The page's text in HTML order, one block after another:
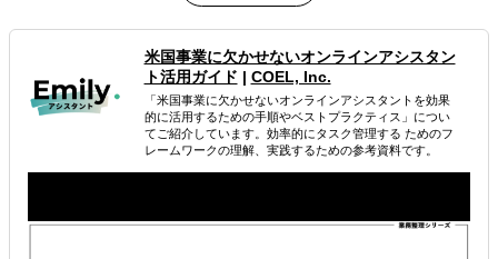
EC事業、カスタマーサービス、マーケティング、SNS運
用、翻訳、市場調査、バックオフィスなど多岐に渡る業務
のサポートが可能です。
アシスタントは様々な州や地域で生活しており、アメリカ
現地の流行など生きた情報を提供します。
属するジャンル
米国事業に欠かせないオンラインアシスタン
ト活用ガイド | COEL, Inc.
「米国事業に欠かせないオンラインアシスタントを効果
的に活用するための手順やベストプラクティス」につい
てご紹介しています。効率的にタスク管理する ためのフ
レームワークの理解、実践するための参考資料です。